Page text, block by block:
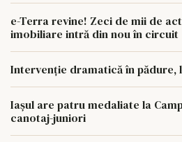
e-Terra revine! Zeci de mii de
imobiliare intră din nou în circuit
Intervenție dramatică în pădure,
Iaşul are patru medaliate la
canotaj-juniori